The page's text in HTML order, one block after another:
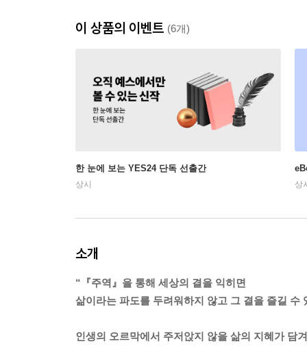
이 상품의 이벤트 (6개)
한 눈에 보는 YES24 단독 선출간
상시 상
소개
“『주역』을 통해 세상의 결을 익히면
삶이라는 파도를 두려워하지 않고 그 결을 즐길 수
인생의 오르막에서 주저앉지 않을 삶의 지혜가 담